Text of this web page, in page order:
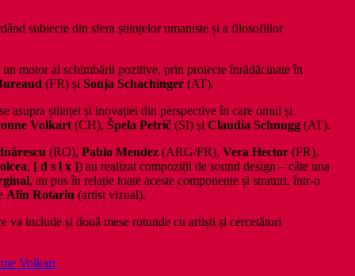
subiecte din sfera științelor umaniste și a filosofiilor
motor al schimbării pozitive, prin proiecte înrădăcinate în
(FR) și Sonja Schachinger (AT).
asupra științei și inovației din perspective în care omul și
Volkart (CH), Špela Petrič (SI) și Claudia Schnugg (AT).
ărescu (RO), Pablo Mendez (ARG/FR), Vera Hector (FR),
, [ d s l x ]) au realizat compoziții de sound design – câte una
, au pus în relație toate aceste componente și straturi, într-o
Alin Rotariu (artist vizual).
va include și două mese rotunde cu artiști și cercetători
Volkart